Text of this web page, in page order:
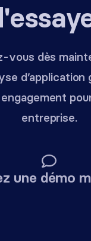
vous dès
entreprise.
une démo